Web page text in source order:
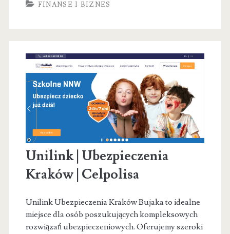
FINANSE I BIZNES
Unilink | Ubezpieczenia
Kraków | Celpolisa
Unilink Ubezpieczenia Kraków Bujaka to idealne
miejsce dla osób poszukujących kompleksowych
rozwiązań ubezpieczeniowych. Oferujemy szeroki